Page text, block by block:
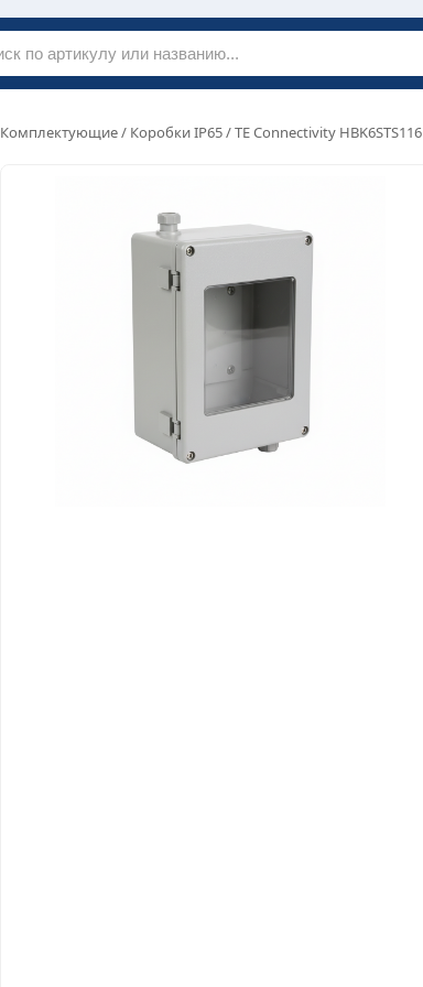
Комплектующие/ Коробки IP65/ TE Connectivity HBK6STS116